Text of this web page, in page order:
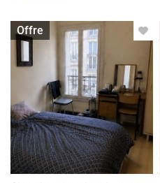
Offre
Chambre à louer